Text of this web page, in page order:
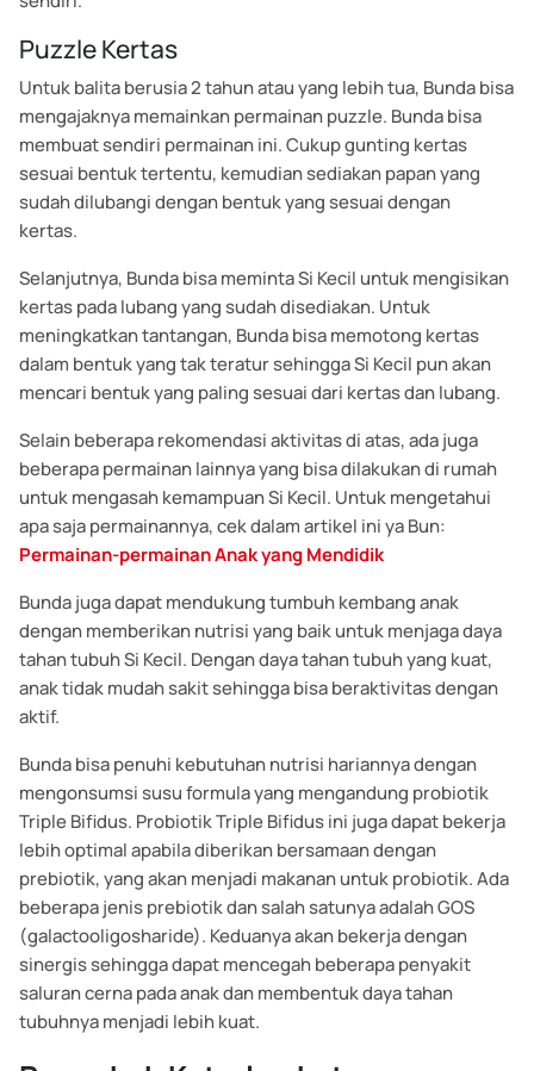
Puzzle Kertas
Untuk balita berusia 2 tahun atau yang lebih tua, Bunda bisa
mengajaknya memainkan permainan puzzle. Bunda bisa
membuat sendiri permainan ini. Cukup gunting kertas
sesuai bentuk tertentu, kemudian sediakan papan yang
sudah dilubangi dengan bentuk yang sesuai dengan
kertas.
Selanjutnya, Bunda bisa meminta Si Kecil untuk mengisikan
kertas pada lubang yang sudah disediakan. Untuk
meningkatkan tantangan, Bunda bisa memotong kertas
dalam bentuk yang tak teratur sehingga Si Kecil pun akan
mencari bentuk yang paling sesuai dari kertas dan lubang.
Selain beberapa rekomendasi aktivitas di atas, ada juga
beberapa permainan lainnya yang bisa dilakukan di rumah
untuk mengasah kemampuan Si Kecil. Untuk mengetahui
apa saja permainannya, cek dalam artikel ini ya Bun:
Permainan-permainan Anak yang Mendidik
Bunda juga dapat mendukung tumbuh kembang anak
dengan memberikan nutrisi yang baik untuk menjaga daya
tahan tubuh Si Kecil. Dengan daya tahan tubuh yang kuat,
anak tidak mudah sakit sehingga bisa beraktivitas dengan
aktif.
Bunda bisa penuhi kebutuhan nutrisi hariannya dengan
mengonsumsi susu formula yang mengandung probiotik
Triple Bifidus. Probiotik Triple Bifidus ini juga dapat bekerja
lebih optimal apabila diberikan bersamaan dengan
prebiotik, yang akan menjadi makanan untuk probiotik. Ada
beberapa jenis prebiotik dan salah satunya adalah GOS
(galactooligosharide). Keduanya akan bekerja dengan
sinergis sehingga dapat mencegah beberapa penyakit
saluran cerna pada anak dan membentuk daya tahan
tubuhnya menjadi lebih kuat.